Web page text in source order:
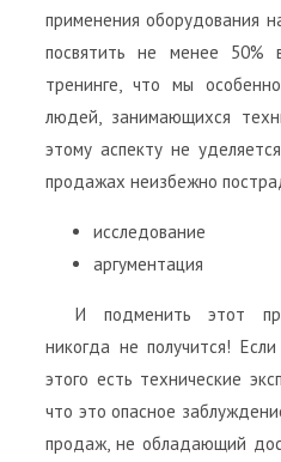
применения оборудования
посвятить не менее 50%
тренинге, что мы
людей, занимающихся
этому аспекту не
продажах неизбежно
исследование
аргументация
И подменить этот
никогда не получится!
этого есть технические
что это опасное
продаж, не обладающий